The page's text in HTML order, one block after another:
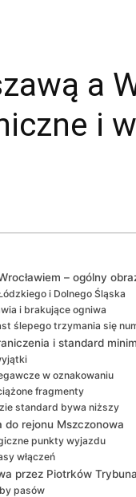
a
i
– ogólny
i Dolnego Śląska
i brakujące ogniwa
ślepego trzymania się
i standard
w oznakowaniu
fragmenty
standard bywa niższy
do rejonu Mszczonowa
punkty wyjazdu
włączeń
przez Piotrków
pasów